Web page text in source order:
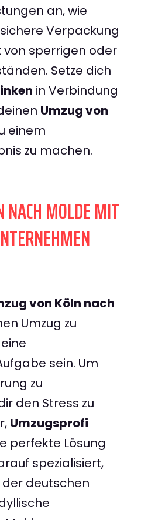
an, wie
Verpackung
sperrigen oder
Setze dich
in Verbindung
Umzug von
einem
zu machen.
NACH MOLDE MIT
von Köln nach
Umzug zu
sein. Um
zu
den Stress zu
Umzugsprofi
perfekte Lösung
spezialisiert,
der deutschen